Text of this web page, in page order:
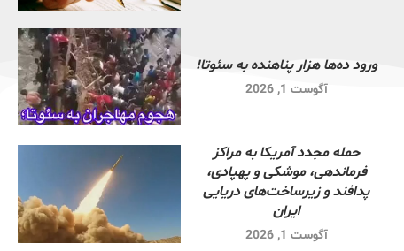
ورود ده‌ها هزار پناهنده به سئوتا!
آگوست 1, 2026
حمله مجدد آمریکا به مراکز
فرماندهی، موشکی و پهپادی،
پدافند و زیرساخت‌های دریایی
ایران
آگوست 1, 2026